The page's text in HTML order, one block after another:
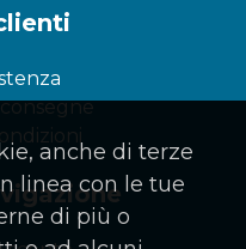
anche di terze
linea con le tue
di più o